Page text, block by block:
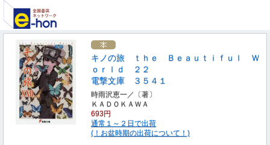
キノの旅 ｔｈｅ Ｂｅａｕｔｉｆｕｌ Ｗ
ｏｒｌｄ ２２
電撃文庫 ３５４１
時雨沢恵一／〔著〕
ＫＡＤＯＫＡＷＡ
693円
通常１～２日で出荷
(！お盆時期の出荷について！)